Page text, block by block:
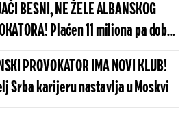
BESNI, NE ŽELE ALBANSKOG
Plaćen 11 miliona pa dobio
poruku
PROVOKATOR IMA NOVI KLUB!
Srba karijeru nastavlja u Moskvi